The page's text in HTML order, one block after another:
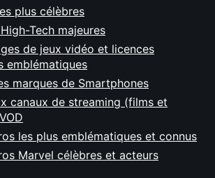
plus célèbres
Tech majeures
de jeux vidéo et licences
emblématiques
marques de Smartphones
canaux de streaming (films et
les plus emblématiques et connus
Marvel célèbres et acteurs